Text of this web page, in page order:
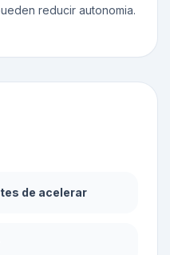
reducir autonomia.
de acelerar